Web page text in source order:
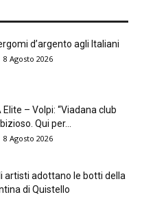
d’argento agli Italiani
8 Agosto 2026
Elite – Volpi: “Viadana club
Qui per...
8 Agosto 2026
artisti adottano le botti della
di Quistello